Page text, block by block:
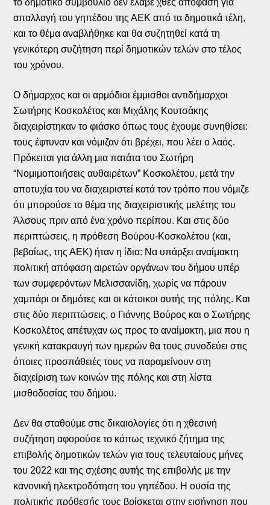
απαλλαγή του γηπέδου της ΑΕΚ από τα δημοτικά τέλη,
και το θέμα αναβλήθηκε και θα συζητηθεί κατά τη
γενικότερη συζήτηση περί δημοτικών τελών στο τέλος
του χρόνου.
Ο δήμαρχος και οι αρμόδιοι έμμισθοι αντιδήμαρχοι
Σωτήρης Κοσκολέτος και Μιχάλης Κουτσάκης
διαχειρίστηκαν το φιάσκο όπως τους έχουμε συνηθίσει:
τους έφτυναν και νόμιζαν ότι βρέχει, που λέει ο λαός.
Πρόκειται για άλλη μια πατάτα του Σωτήρη
“Νομιμοποιήσεις αυθαιρέτων” Κοσκολέτου, μετά την
αποτυχία του να διαχειριστεί κατά τον τρόπο που νόμιζε
ότι μπορούσε το θέμα της διαχειριστικής μελέτης του
Άλσους πριν από ένα χρόνο περίπου. Και στις δύο
περιπτώσεις, η πρόθεση Βούρου-Κοσκολέτου (και,
βεβαίως, της ΑΕΚ) ήταν η ίδια: Να υπάρξει αναίμακτη
πολιτική απόφαση αιρετών οργάνων του δήμου υπέρ
των συμφερόντων Μελισσανίδη, χωρίς να πάρουν
χαμπάρι οι δημότες και οι κάτοικοι αυτής της πόλης. Και
στις δύο περιπτώσεις, ο Γιάννης Βούρος και ο Σωτήρης
Κοσκολέτος απέτυχαν ως προς το αναίμακτη, μια που η
γενική κατακραυγή των ημερών θα τους συνοδεύει στις
όποιες προσπάθειές τους να παραμείνουν στη
διαχείριση των κοινών της πόλης και στη λίστα
μισθοδοσίας του δήμου.
Δεν θα σταθούμε στις δικαιολογίες ότι η χθεσινή
συζήτηση αφορούσε το κάπως τεχνικό ζήτημα της
επιβολής δημοτικών τελών για τους τελευταίους μήνες
του 2022 και της σχέσης αυτής της επιβολής με την
κανονική ηλεκτροδότηση του γηπέδου. Η ουσία της
πολιτικής πρόθεσής τους βρίσκεται στην εισήγηση που